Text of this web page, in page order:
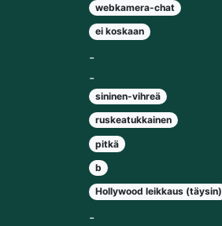
webkamera-chat
ei koskaan
-
-
sininen-vihreä
ruskeatukkainen
pitkä
b
Hollywood leikkaus (täysin)
-